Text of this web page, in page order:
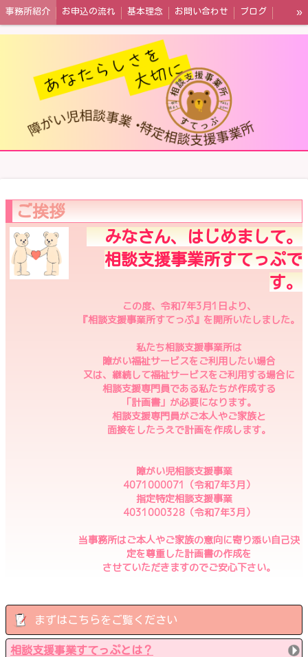
事務所紹介 お申込の流れ 基本理念 お問い合わせ ブログ
情報公開
»
ご挨拶
みなさん、はじめまして。
相談支援事業所すてっぷで
す。
この度、令和7年3月1日より、
『相談支援事業所すてっぷ』を開所いたしました。
私たち相談支援事業所は
障がい福祉サービスをご利用したい場合
又は、継続して福祉サービスをご利用する場合に
相談支援専門員である私たちが作成する
「計画書」が必要になります。
相談支援専門員がご本人やご家族と
面接をしたうえで計画を作成します。
障がい児相談支援事業
4071000071（令和7年3月）
指定特定相談支援事業
4031000328（令和7年3月）
当事務所はご本人やご家族の意向に寄り添い自己決
定を尊重した計画書の作成を
させていただきますのでご安心下さい。
まずはこちらをご覧ください
相談支援事業すてっぷとは？